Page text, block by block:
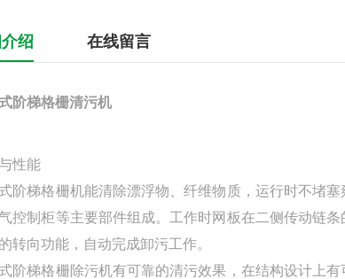
绍 在线留言
阶梯格栅清污机
性能
阶梯格栅机能清除漂浮物、纤维物质，运行时不堵
控制柜等主要部件组成。工作时网板在二侧传动链
转向功能，自动完成卸污工作。
阶梯格栅除污机有可靠的清污效果，在结构设计上